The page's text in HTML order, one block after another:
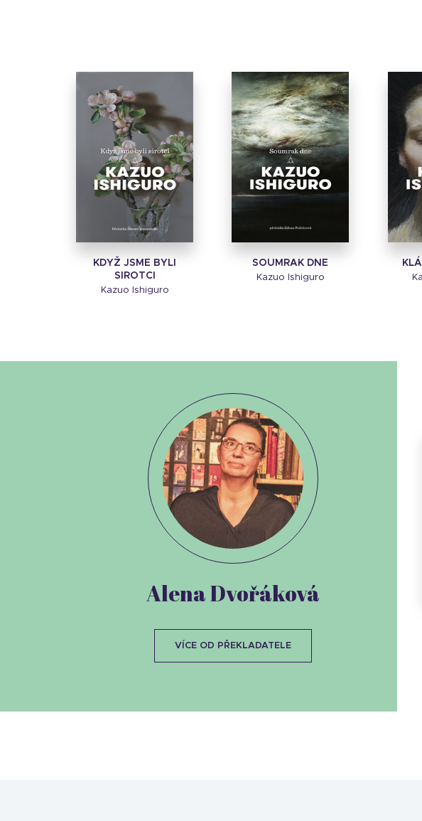
KDYŽ JSME BYLI
SIROTCI
Kazuo Ishiguro
SOUMRAK DNE
Kazuo Ishiguro
Alena Dvořáková
VÍCE OD PŘEKLADATELE